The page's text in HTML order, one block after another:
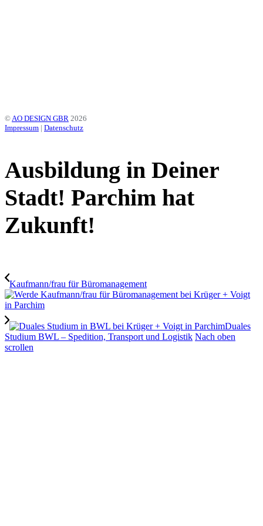
© AO DESIGN GBR 2026
Impressum | Datenschutz
Ausbildung in Deiner
Stadt! Parchim hat
Zukunft!
Kaufmann/frau für Büromanagement
Duales
Studium BWL – Spedition, Transport und Logistik Nach oben
scrollen